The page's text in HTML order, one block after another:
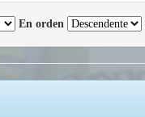
En orden